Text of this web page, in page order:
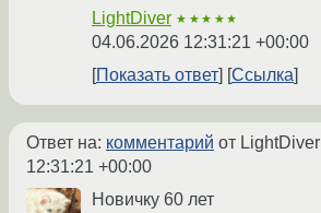
LightDiver ★★★★★
04.06.2026 12:31:21 +00:00
Показать ответ
Ссылка
Ответ на: комментарий от LightDiver
12:31:21 +00:00
Новичку 60 лет